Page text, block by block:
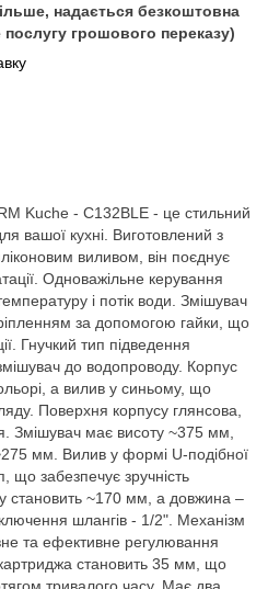
надається безкоштовна
грошового переказу)
Kuche - C132BLE - це стильний
вашої кухні. Виготовлений з
виливом, він поєднує
Одноважільне керування
і потік води. Змішувач
за допомогою гайки, що
Гнучкий тип підведення
до водопроводу. Корпус
а вилив у синьому, що
Поверхня корпусу глянсова,
Змішувач має висоту ~375 мм,
мм. Вилив у формі U-подібної
що забезпечує зручність
становить ~170 мм, а довжина –
шлангів - 1/2". Механізм
та ефективне регулювання
становить 35 мм, що
тривалого часу. Має два